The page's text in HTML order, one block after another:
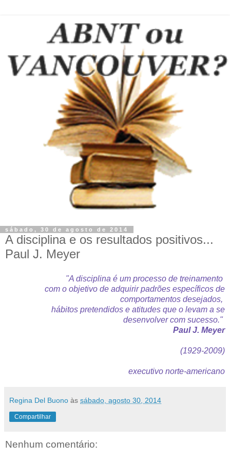
sábado, 30 de agosto de 2014
A disciplina e os resultados positivos...
Paul J. Meyer
"A disciplina é um processo de treinamento
com o objetivo de adquirir padrões específicos de
comportamentos desejados,
hábitos pretendidos e atitudes que o levam a se
desenvolver com sucesso."
Paul J. Meyer
(1929-2009)
executivo norte-americano
Regina Del Buono às sábado, agosto 30, 2014
Compartilhar
Nenhum comentário: